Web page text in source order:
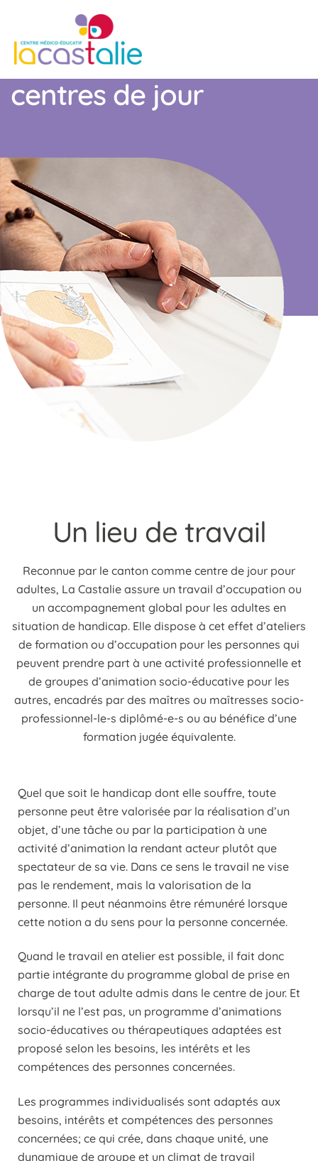
centres de jour
Un lieu de travail
Reconnue par le canton comme centre de jour pour
adultes, La Castalie assure un travail d’occupation ou
un accompagnement global pour les adultes en
situation de handicap. Elle dispose à cet effet d’ateliers
de formation ou d’occupation pour les personnes qui
peuvent prendre part à une activité professionnelle et
de groupes d’animation socio-éducative pour les
autres, encadrés par des maîtres ou maîtresses socio-
professionnel-le-s diplômé-e-s ou au bénéfice d’une
formation jugée équivalente.
Quel que soit le handicap dont elle souffre, toute
personne peut être valorisée par la réalisation d’un
objet, d’une tâche ou par la participation à une
activité d’animation la rendant acteur plutôt que
spectateur de sa vie. Dans ce sens le travail ne vise
pas le rendement, mais la valorisation de la
personne. Il peut néanmoins être rémunéré lorsque
cette notion a du sens pour la personne concernée.
Quand le travail en atelier est possible, il fait donc
partie intégrante du programme global de prise en
charge de tout adulte admis dans le centre de jour. Et
lorsqu’il ne l’est pas, un programme d’animations
socio-éducatives ou thérapeutiques adaptées est
proposé selon les besoins, les intérêts et les
compétences des personnes concernées.
Les programmes individualisés sont adaptés aux
besoins, intérêts et compétences des personnes
concernées; ce qui crée, dans chaque unité, une
dynamique de groupe et un climat de travail